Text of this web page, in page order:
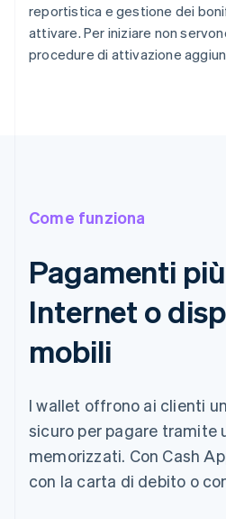
reportistica e gestione dei
attivare. Per iniziare non
procedure di attivazione
Come funziona
Pagamenti
Internet o
mobili
I wallet offrono ai clienti
sicuro per pagare tramite
memorizzati. Con Cash
con la carta di debito o